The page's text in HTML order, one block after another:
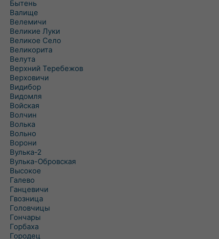
Бытень
Валище
Велемичи
Великие Луки
Великое Село
Великорита
Велута
Верхний Теребежов
Верховичи
Видибор
Видомля
Войская
Волчин
Волька
Вольно
Ворони
Вулька-2
Вулька-Обровская
Высокое
Галево
Ганцевичи
Гвозница
Головчицы
Гончары
Горбаха
Городец